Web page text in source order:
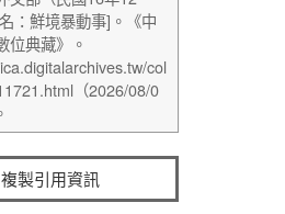
複製引用資訊